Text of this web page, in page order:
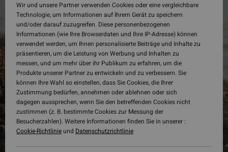
Wir und unsere Partner verwenden Cookies oder eine vergleichbare
Technologie, um Informationen auf Ihrem Gerät zu speichern
und/oder darauf zuzugreifen. Diese personenbezogenen
Informationen (wie Ihre Browserdaten und Ihre IP-Adresse) können
verwendet werden, um Ihnen personalisierte Beiträge und Inhalte zu
präsentieren, um die Leistung von Werbung und Inhalten zu
messen, und um mehr über ihr Publikum zu erfahren, um die
Produkte unserer Partner zu entwickeln und zu verbessern. Sie
können Ihre Wahl so einstellen, dass Sie Cookies, die Ihrer
Zustimmung bedürfen, annehmen oder ablehnen oder sich
dagegen aussprechen, wenn Sie den betreffenden Cookies nicht
zustimmen (z. B. bestimmte Cookies zur Messung der
Besucherzahlen). Weitere Informationen finden Sie in unserer :
Cookie-Richtlinieund Datenschutzrichtlinie